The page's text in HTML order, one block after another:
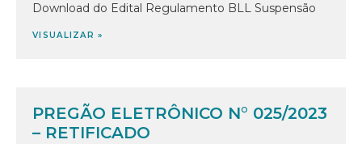
Download do Edital Regulamento BLL Suspensão
VISUALIZAR »
PREGÃO ELETRÔNICO N° 025/2023
– RETIFICADO